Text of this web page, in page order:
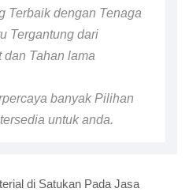
Terbaik dengan Tenaga
Tergantung dari
Tahan lama
banyak Pilihan
untuk anda.
di Satukan Pada Jasa